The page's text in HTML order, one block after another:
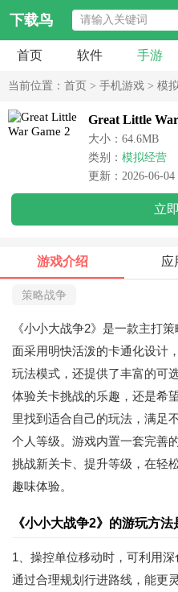
下载鸟
首页 软件 手游
当前位置： 首页 > 手机游戏 > 模
Great Little
大小：64.6MB
类别： 模拟经营
更新：2026-06-04
立
游戏介绍 应
策略战争
《小小大战争2》是一款主打
面采用明快活泼的卡通化设计
玩法模式，还提供了丰富的可
体验关卡挑战的乐趣，还是希
里找到适合自己的玩法，满足
个人等级。游戏内置一套完善
挑战新关卡、提升等级，在轻
趣味体验。
《小小大战争2》的游玩方法
1、操控单位移动时，可利用
通过合理规划行进路线，能更